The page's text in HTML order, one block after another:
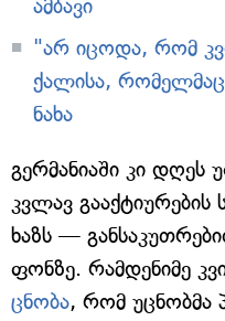
ამბავი
"არ იცოდა, რომ
ქალისა, რომელმაც
ნახა
გერმანიაში კი დღეს
კვლავ გააქტიურების
ხაზს —
ფონზე. რამდენიმე
ცნობა, რომ უცნობმა